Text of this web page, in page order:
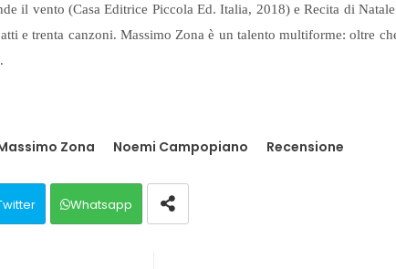
il vento (Casa Editrice Piccola Ed. Italia, 2018) e Recita di
e trenta canzoni. Massimo Zona è un talento multiforme: oltre
Zona Noemi Campopiano Recensione
Whatsapp